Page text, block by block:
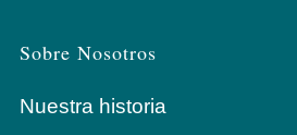
Sobre Nosotros
Nuestra historia